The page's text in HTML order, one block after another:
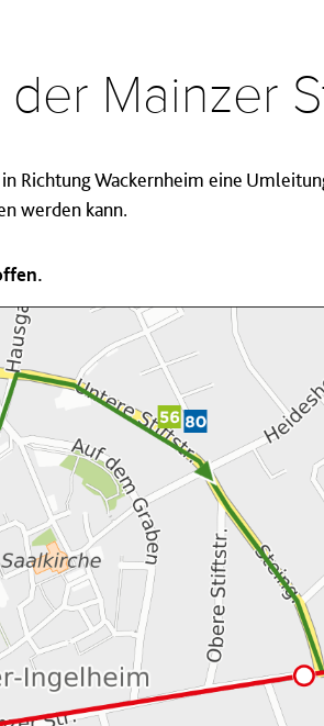
Mainzer
Richtung Wackernheim eine
werden kann.